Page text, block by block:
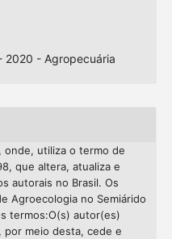
2020 - Agropecuária
utiliza o termo de
que altera, atualiza e
autorais no Brasil. Os
Agroecologia no Semiárido
termos:O(s) autor(es)
por meio desta, cede e